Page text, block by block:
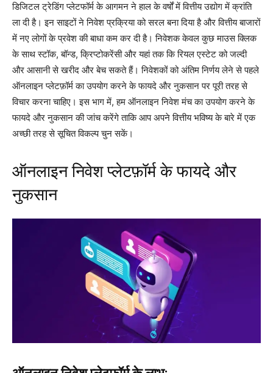
डिजिटल ट्रेडिंग प्लेटफॉर्म के आगमन ने हाल के वर्षों में वित्तीय उद्योग में क्रांति
ला दी है। इन साइटों ने निवेश प्रक्रिया को सरल बना दिया है और वित्तीय बाजारों
में नए लोगों के प्रवेश की बाधा कम कर दी है। निवेशक केवल कुछ माउस क्लिक
के साथ स्टॉक, बॉन्ड, क्रिप्टोकरेंसी और यहां तक ​​कि रियल एस्टेट को जल्दी
और आसानी से खरीद और बेच सकते हैं। निवेशकों को अंतिम निर्णय लेने से पहले
ऑनलाइन प्लेटफ़ॉर्म का उपयोग करने के फायदे और नुकसान पर पूरी तरह से
विचार करना चाहिए। इस भाग में, हम ऑनलाइन निवेश मंच का उपयोग करने के
फायदे और नुकसान की जांच करेंगे ताकि आप अपने वित्तीय भविष्य के बारे में एक
अच्छी तरह से सूचित विकल्प चुन सकें।
ऑनलाइन निवेश प्लेटफ़ॉर्म के फायदे और
नुकसान